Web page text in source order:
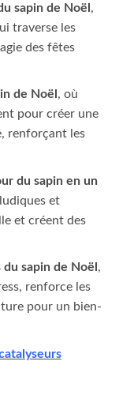
sapin de Noël,
traverse les
des fêtes
de Noël , où
pour créer une
renforçant les
du sapin en un
et
et créent des
sapin de Noël ,
renforce les
pour un bien-